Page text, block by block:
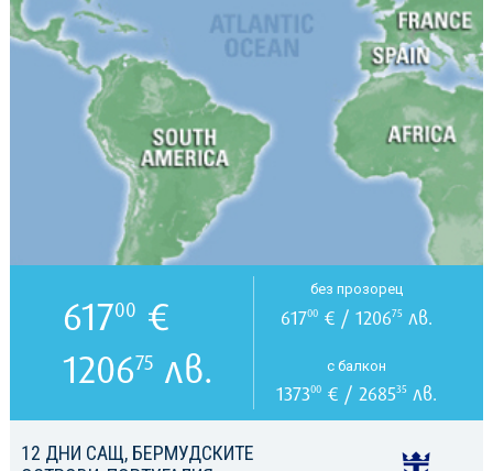
12 ДНИ САЩ, БЕРМУДСКИТЕ
61700 €
120675 лв.
без прозорец
61700 € / 120675 лв.
с балкон
137300 € / 268535 лв.